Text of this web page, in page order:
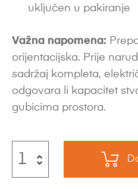
uključen u pakiranje
Važna napomena:
orijentacijska. Prije
sadržaj kompleta,
odgovara li kapacitet
gubicima prostora.